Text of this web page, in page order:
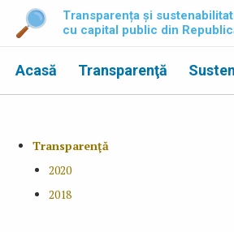
Transparența și
cu capital public din
Acasă Transparenţă
Transparenţă
2020
2018